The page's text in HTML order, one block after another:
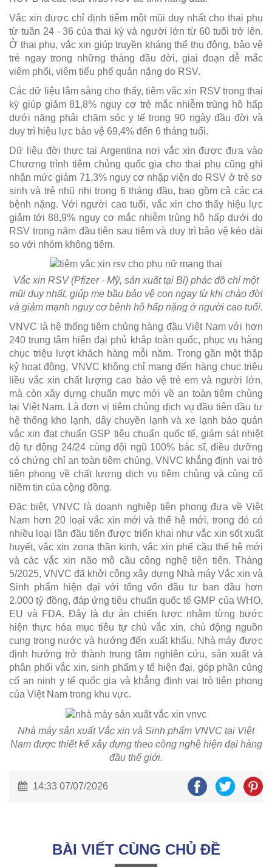
Vắc xin được chỉ định tiêm một mũi duy nhất cho thai phụ
từ tuần 24 - 36 của thai kỳ và người lớn từ 60 tuổi trở lên.
Ở thai phụ, vắc xin giúp truyền kháng thể thụ động, bảo vệ
trẻ ngay trong những tháng đầu đời, giai đoạn dễ mắc
viêm phổi, viêm tiểu phế quản nặng do RSV.
Các dữ liệu lâm sàng cho thấy, tiêm vắc xin RSV trong thai
kỳ giúp giảm 81,8% nguy cơ trẻ mắc nhiễm trùng hô hấp
dưới nặng phải chăm sóc y tế trong 90 ngày đầu đời và
duy trì hiệu lực bảo vệ 69,4% đến 6 tháng tuổi.
Dữ liệu đời thực tại Argentina nơi vắc xin được đưa vào
Chương trình tiêm chủng quốc gia cho thai phụ cũng ghi
nhận mức giảm 71,3% nguy cơ nhập viện do RSV ở trẻ sơ
sinh và trẻ nhũ nhi trong 6 tháng đầu, bao gồm cả các ca
bệnh nặng. Với người cao tuổi, vắc xin cho thấy hiệu lực
giảm tới 88,9% nguy cơ mắc nhiễm trùng hô hấp dưới do
RSV trong năm đầu tiên sau tiêm và duy trì bảo vệ kéo dài
so với nhóm không tiêm.
Vắc xin RSV (Pfizer - Mỹ, sản xuất tại Bỉ) phác đồ chỉ một
mũi duy nhất, giúp mẹ bầu bảo vệ con ngay từ khi chào đời
và giảm mạnh nguy cơ bệnh hô hấp nặng ở người cao tuổi.
VNVC là hệ thống tiêm chủng hàng đầu Việt Nam với hơn
240 trung tâm hiện đại phủ khắp toàn quốc, phục vụ hàng
chục triệu lượt khách hàng mỗi năm. Trong gần một thập
kỷ hoạt động, VNVC không chỉ mang đến hàng chục triệu
liều vắc xin chất lượng cao bảo vệ trẻ em và người lớn,
mà còn xây dựng chuẩn mực mới về an toàn tiêm chủng
tại Việt Nam. Là đơn vị tiêm chủng dịch vụ đầu tiên đầu tư
hệ thống kho lạnh, dây chuyền lạnh và xe lạnh bảo quản
vắc xin đạt chuẩn GSP tiêu chuẩn quốc tế, giám sát nhiệt
độ tự động 24/24 cùng đội ngũ 100% bác sĩ, điều dưỡng
có chứng chỉ an toàn tiêm chủng, VNVC khẳng định vai trò
tiên phong về chất lượng dịch vụ tiêm chủng và củng cố
niềm tin của cộng đồng.
Đặc biệt, VNVC là doanh nghiệp tiên phong đưa về Việt
Nam hơn 20 loại vắc xin mới và thế hệ mới, trong đó có
nhiều loại lần đầu tiên được triển khai như vắc xin sốt xuất
huyết, vắc xin zona thần kinh, vắc xin phế cầu thế hệ mới
và các vắc xin não mô cầu công nghệ tiên tiến. Tháng
5/2025, VNVC đã khởi công xây dựng Nhà máy Vắc xin và
Sinh phẩm hiện đại với tổng vốn đầu tư ban đầu hơn
2.000 tỷ đồng, đáp ứng tiêu chuẩn quốc tế GMP của WHO,
EU và FDA. Đây là dự án chiến lược nhằm từng bước
hiện thực hóa mục tiêu tự chủ vắc xin, chủ động nguồn
cung trong nước và hướng đến xuất khẩu. Nhà máy được
định hướng trở thành trung tâm nghiên cứu, sản xuất và
phân phối vắc xin, sinh phẩm y tế hiện đại, góp phần củng
cố an ninh y tế quốc gia và khẳng định vai trò tiên phong
của Việt Nam trong khu vực.
Nhà máy sản xuất Vắc xin và Sinh phẩm VNVC tại Việt
Nam được thiết kế xây dựng theo công nghệ hiện đại hàng
đầu thế giới.
14:33 07/07/2026
BÀI VIẾT CÙNG CHỦ ĐỀ